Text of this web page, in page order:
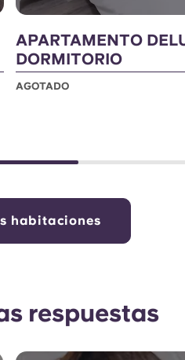
APARTAMENTO
DORMITORIO
AGOTADO
habitaciones
respuestas